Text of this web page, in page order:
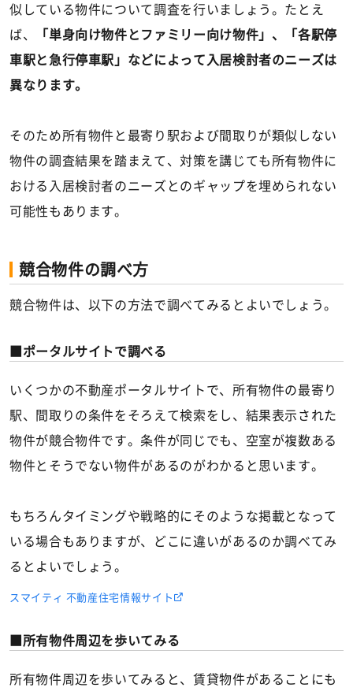
似している物件について調査を行いましょう。たとえ
ば、
「単身向け物件とファミリー向け物件」、「各駅停
車駅と急行停車駅」などによって入居検討者のニーズは
異なります。
そのため所有物件と最寄り駅および間取りが類似しない
物件の調査結果を踏まえて、対策を講じても所有物件に
おける入居検討者のニーズとのギャップを埋められない
可能性もあります。
競合物件の調べ方
競合物件は、以下の方法で調べてみるとよいでしょう。
ポータルサイトで調べる
いくつかの不動産ポータルサイトで、所有物件の最寄り
駅、間取りの条件をそろえて検索をし、結果表示された
物件が競合物件です。条件が同じでも、空室が複数ある
物件とそうでない物件があるのがわかると思います。
もちろんタイミングや戦略的にそのような掲載となって
いる場合もありますが、どこに違いがあるのか調べてみ
るとよいでしょう。
スマイティ 不動産住宅情報サイト
所有物件周辺を歩いてみる
所有物件周辺を歩いてみると、賃貸物件があることにも